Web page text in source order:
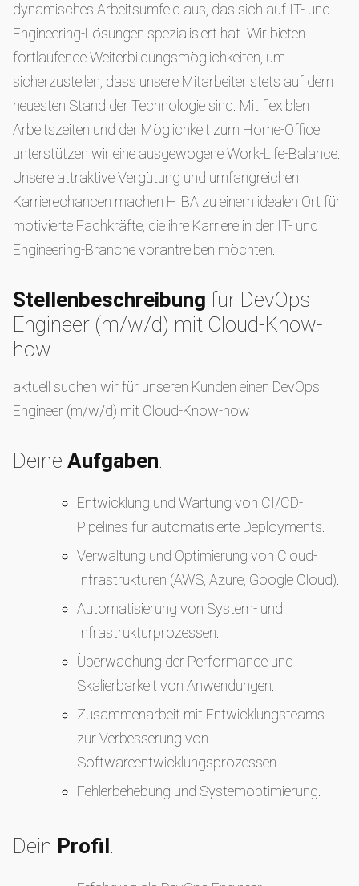
dynamisches Arbeitsumfeld aus, das sich auf IT- und
Engineering-Lösungen spezialisiert hat. Wir bieten
fortlaufende Weiterbildungsmöglichkeiten, um
sicherzustellen, dass unsere Mitarbeiter stets auf dem
neuesten Stand der Technologie sind. Mit flexiblen
Arbeitszeiten und der Möglichkeit zum Home-Office
unterstützen wir eine ausgewogene Work-Life-Balance.
Unsere attraktive Vergütung und umfangreichen
Karrierechancen machen HIBA zu einem idealen Ort für
motivierte Fachkräfte, die ihre Karriere in der IT- und
Engineering-Branche vorantreiben möchten.
Stellenbeschreibung für DevOps
Engineer (m/w/d) mit Cloud-Know-
how
aktuell suchen wir für unseren Kunden einen DevOps
Engineer (m/w/d) mit Cloud-Know-how
Deine Aufgaben.
Entwicklung und Wartung von CI/CD-
Pipelines für automatisierte Deployments.
Verwaltung und Optimierung von Cloud-
Infrastrukturen (AWS, Azure, Google Cloud).
Automatisierung von System- und
Infrastrukturprozessen.
Überwachung der Performance und
Skalierbarkeit von Anwendungen.
Zusammenarbeit mit Entwicklungsteams
zur Verbesserung von
Softwareentwicklungsprozessen.
Fehlerbehebung und Systemoptimierung.
Dein Profil.